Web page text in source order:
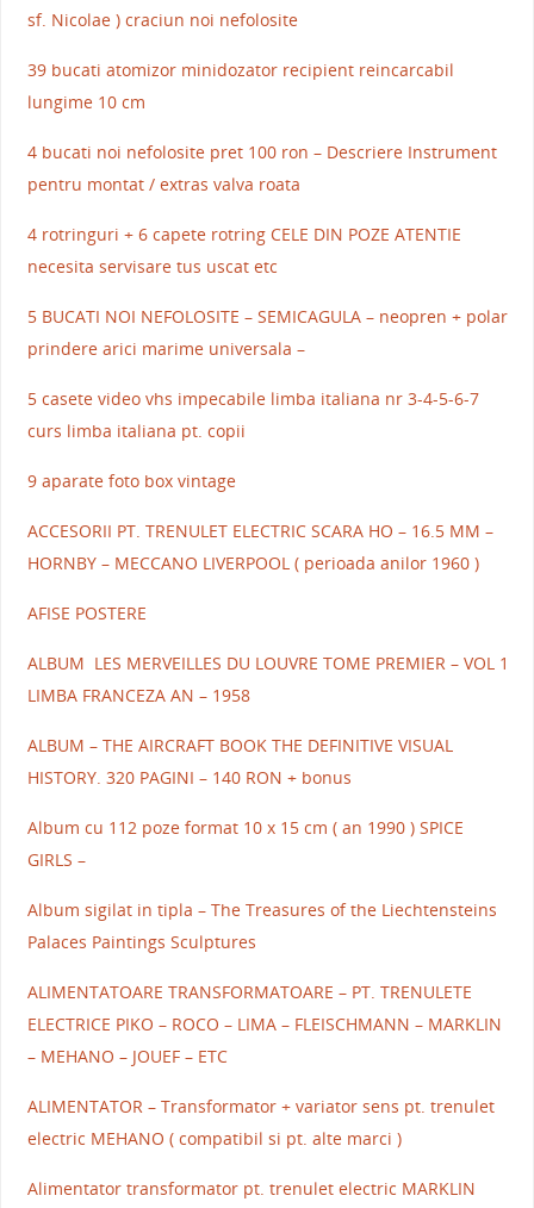
sf. Nicolae ) craciun noi nefolosite
39 bucati atomizor minidozator recipient reincarcabil
lungime 10 cm
4 bucati noi nefolosite pret 100 ron – Descriere Instrument
pentru montat / extras valva roata
4 rotringuri + 6 capete rotring CELE DIN POZE ATENTIE
necesita servisare tus uscat etc
5 BUCATI NOI NEFOLOSITE – SEMICAGULA – neopren + polar
prindere arici marime universala –
5 casete video vhs impecabile limba italiana nr 3-4-5-6-7
curs limba italiana pt. copii
9 aparate foto box vintage
ACCESORII PT. TRENULET ELECTRIC SCARA HO – 16.5 MM –
HORNBY – MECCANO LIVERPOOL ( perioada anilor 1960 )
AFISE POSTERE
ALBUM LES MERVEILLES DU LOUVRE TOME PREMIER – VOL 1
LIMBA FRANCEZA AN – 1958
ALBUM – THE AIRCRAFT BOOK THE DEFINITIVE VISUAL
HISTORY. 320 PAGINI – 140 RON + bonus
Album cu 112 poze format 10 x 15 cm ( an 1990 ) SPICE
GIRLS –
Album sigilat in tipla – The Treasures of the Liechtensteins
Palaces Paintings Sculptures
ALIMENTATOARE TRANSFORMATOARE – PT. TRENULETE
ELECTRICE PIKO – ROCO – LIMA – FLEISCHMANN – MARKLIN
– MEHANO – JOUEF – ETC
ALIMENTATOR – Transformator + variator sens pt. trenulet
electric MEHANO ( compatibil si pt. alte marci )
Alimentator transformator pt. trenulet electric MARKLIN